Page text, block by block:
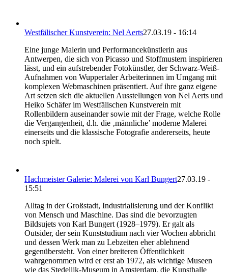
Westfälischer Kunstverein: Nel Aerts27.03.19 - 16:14
Eine junge Malerin und Performancekünstlerin aus
Antwerpen, die sich von Picasso und Stoffmustern inspirieren
lässt, und ein aufstrebender Fotokünstler, der Schwarz-Weiß-
Aufnahmen von Wuppertaler Arbeiterinnen im Umgang mit
komplexen Webmaschinen präsentiert. Auf ihre ganz eigene
Art setzen sich die aktuellen Ausstellungen von Nel Aerts und
Heiko Schäfer im Westfälischen Kunstverein mit
Rollenbildern auseinander sowie mit der Frage, welche Rolle
die Vergangenheit, d.h. die ‚männliche’ moderne Malerei
einerseits und die klassische Fotografie andererseits, heute
noch spielt.
Hachmeister Galerie: Malerei von Karl Bungert27.03.19 -
15:51
Alltag in der Großstadt, Industrialisierung und der Konflikt
von Mensch und Maschine. Das sind die bevorzugten
Bildsujets von Karl Bungert (1928–1979). Er galt als
Outsider, der sein Kunststudium nach vier Wochen abbricht
und dessen Werk man zu Lebzeiten eher ablehnend
gegenübersteht. Von einer breiteren Öffentlichkeit
wahrgenommen wird er erst ab 1972, als wichtige Museen
wie das Stedelijk-Museum in Amsterdam, die Kunsthalle